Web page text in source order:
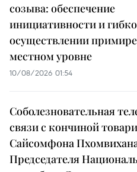
созыва: обеспечение
инициативности и
осуществлении
местном уровне
10/08/2026 01:54
Соболезновательная
связи с кончиной
Сайсомфона
Председателя